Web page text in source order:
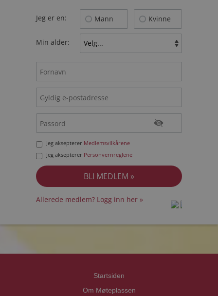
Jeg er en: Mann Kvinne
Min alder:
Jeg aksepterer Medlemsvilkårene
Jeg aksepterer Personvernreglene
Allerede medlem? Logg inn her »
Startsiden
Om Møteplassen